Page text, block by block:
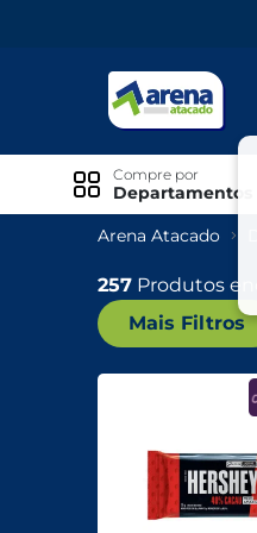
Compre por
Departamentos
Especiais
Exclusivo Online
Ofertas
Ofertas Arena Mais
Mundo Infantil
Mundo Pet
Arena Atacado
257 Produtos
Mais Filtros